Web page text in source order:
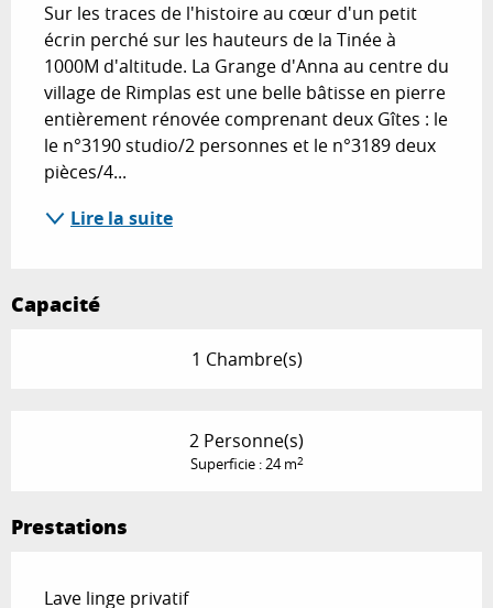
Sur les traces de l'histoire au cœur d'un petit
écrin perché sur les hauteurs de la Tinée à
1000M d'altitude. La Grange d'Anna au centre du
village de Rimplas est une belle bâtisse en pierre
entièrement rénovée comprenant deux Gîtes : le
le n°3190 studio/2 personnes et le n°3189 deux
pièces/4...
Lire la suite
Capacité
1 Chambre(s)
2 Personne(s)
Superficie : 24 m2
Prestations
Lave linge privatif